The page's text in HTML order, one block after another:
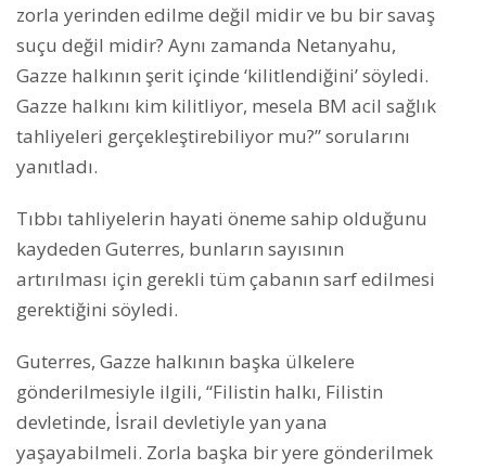
zorla yerinden edilme değil midir ve bu bir savaş
suçu değil midir? Aynı zamanda Netanyahu,
Gazze halkının şerit içinde ‘kilitlendiğini’ söyledi.
Gazze halkını kim kilitliyor, mesela BM acil sağlık
tahliyeleri gerçekleştirebiliyor mu?” sorularını
yanıtladı.
Tıbbı tahliyelerin hayati öneme sahip olduğunu
kaydeden Guterres, bunların sayısının
artırılması için gerekli tüm çabanın sarf edilmesi
gerektiğini söyledi.
Guterres, Gazze halkının başka ülkelere
gönderilmesiyle ilgili, “Filistin halkı, Filistin
devletinde, İsrail devletiyle yan yana
yaşayabilmeli. Zorla başka bir yere gönderilmek